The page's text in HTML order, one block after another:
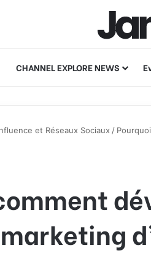
CHANNEL EXPLORE NEWS
et Réseaux Sociaux /